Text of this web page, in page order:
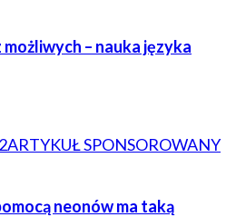
– nauka języka
ARTYKUŁ SPONSOROWANY
neonów ma taką